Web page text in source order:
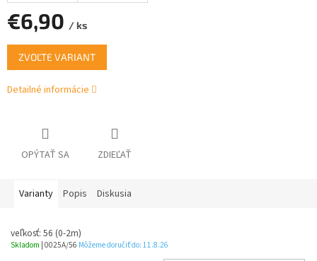
€6,90 / ks
Jednotková
cena:
ZVOĽTE VARIANT
Detailné informácie
OPÝTAŤ SA ZDIEĽAŤ
Varianty Popis Diskusia
veľkosť: 56 (0-2m)
Skladom | 0025A/56 Môžeme doručiť do: 11.8.26